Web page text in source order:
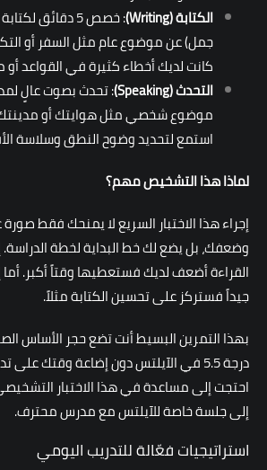
الكتابة(Writing)
جمل) عن موضوع عام مثل السفر أو
كانت لديك أخطاء كثيرة في القواعد
التحدث(Speaking)
: تحدث بصوت عالٍ
موضوع شخصي مثل هوايتك أو
استمع لتحديد وضوح النطق وسلاسة
لماذا هذا التشخيص مهم؟
إجراء هذا الاختبار السريع لا يمنحك فقط
وضعفك، بل يضع لك خط البداية لخطة
القراءة أضعف لديك فستعطيها وقتاً أكبر. أما
جيداً فستركز على تحسين الكتابة مثلاً.
بهذا التمرين البسيط أنت تضع حجر الأساس
درجة 5.5 في الآيلتس دون إضاعة وقتك على
احتجت إلى مساعدة في هذا الاختبار
إلىجلسة خاصة للآيلتس مع مدرس محترف.
استراتيجيات فعّالة للتدريب اليومي